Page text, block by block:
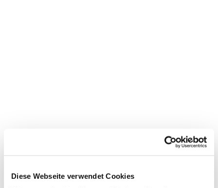
Diese Webseite verwendet Cookies